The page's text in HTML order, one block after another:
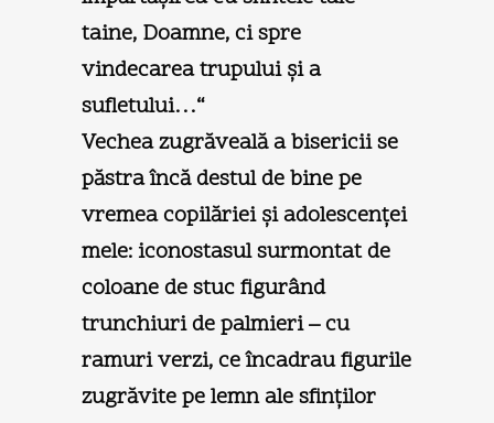
taine, Doamne, ci spre
vindecarea trupului şi a
sufletului…“
Vechea zugrăveală a bisericii se
păstra încă destul de bine pe
vremea copilăriei şi adolescenţei
mele: iconostasul surmontat de
coloane de stuc figurând
trunchiuri de palmieri – cu
ramuri verzi, ce încadrau figurile
zugrăvite pe lemn ale sfinţilor